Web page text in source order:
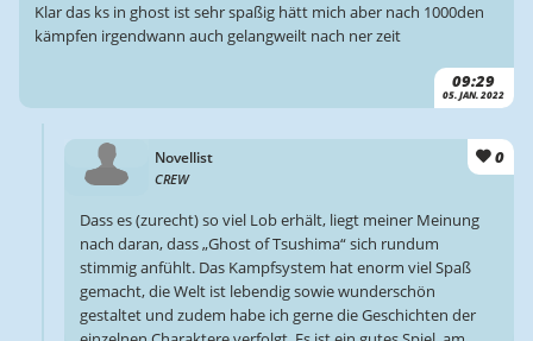
09:29
05. JAN. 2022
Klar das ks in ghost ist sehr spaßig hätt mich aber nach 1000den
kämpfen irgendwann auch gelangweilt nach ner zeit
Novellist
CREW
0
Dass es (zurecht) so viel Lob erhält, liegt meiner Meinung
nach daran, dass „Ghost of Tsushima“ sich rundum
stimmig anfühlt. Das Kampfsystem hat enorm viel Spaß
gemacht, die Welt ist lebendig sowie wunderschön
gestaltet und zudem habe ich gerne die Geschichten der